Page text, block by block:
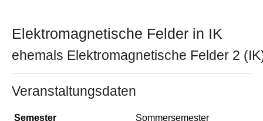
Elektromagnetische Felder in IK
ehemals Elektromagnetische Felder 2
Veranstaltungsdaten
Semester
Sommersemester